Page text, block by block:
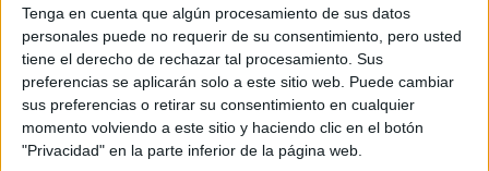
Tenga en cuenta que algún procesamiento de sus datos
personales puede no requerir de su consentimiento, pero usted
tiene el derecho de rechazar tal procesamiento. Sus
preferencias se aplicarán solo a este sitio web. Puede cambiar
sus preferencias o retirar su consentimiento en cualquier
momento volviendo a este sitio y haciendo clic en el botón
"Privacidad" en la parte inferior de la página web.